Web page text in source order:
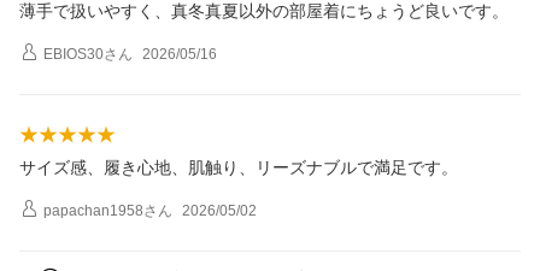
薄手で扱いやすく、真冬真夏以外の部屋着にちょうど良いです。
EBIOS30さん 2026/05/16
サイズ感、履き心地、肌触り、リーズナブルで満足です。
papachan1958さん 2026/05/02